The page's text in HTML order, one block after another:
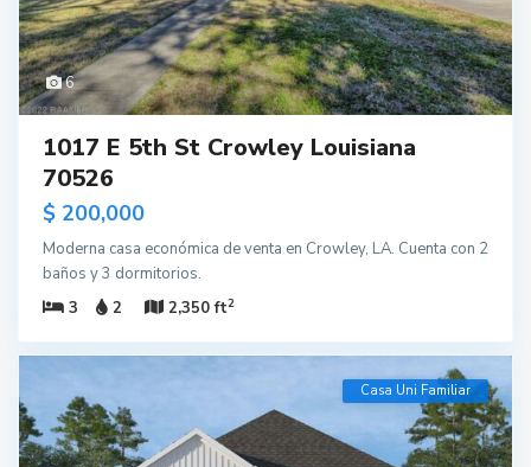
6
1017 E 5th St Crowley Louisiana
70526
$ 200,000
Moderna casa económica de venta en Crowley, LA. Cuenta con 2
baños y 3 dormitorios.
3
2 2,350 ft2
Casa Uni Familiar